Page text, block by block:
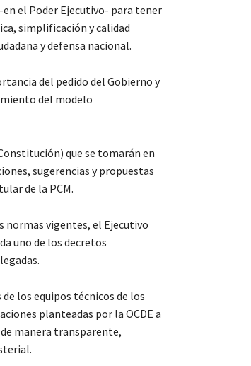
el Poder Ejecutivo- para tener
simplificación y calidad
y defensa nacional.
del pedido del Gobierno y
del modelo
que se tomarán en
sugerencias y propuestas
de la PCM.
normas vigentes, el Ejecutivo
uno de los decretos
los equipos técnicos de los
planteadas por la OCDE a
manera transparente,